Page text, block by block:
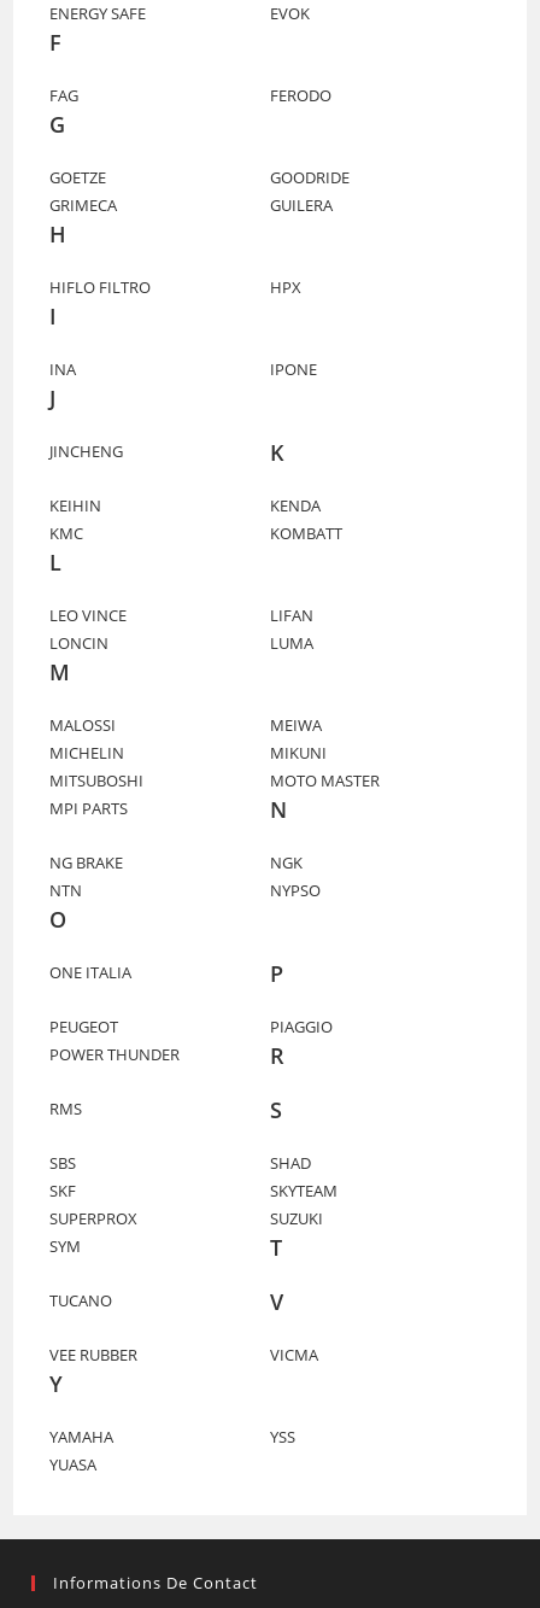
ENERGY SAFE
EVOK
F
FAG FERODO
G
GOETZE
GOODRIDE
GRIMECA
GUILERA
H
HIFLO FILTRO HPX
I
INA IPONE
J
JINCHENG K
KEIHIN
KENDA
KMC
KOMBATT
L
LEO VINCE
LIFAN
LONCIN
LUMA
M
MALOSSI
MEIWA
MICHELIN
MIKUNI
MITSUBOSHI
MOTO MASTER
MPI PARTS
N
NG BRAKE
NGK
NTN
NYPSO
O
ONE ITALIA P
PEUGEOT
PIAGGIO
POWER THUNDER
R
RMS S
SBS
SHAD
SKF
SKYTEAM
SUPERPROX
SUZUKI
SYM
T
TUCANO V
VEE RUBBER VICMA
Y
YAMAHA
YSS
YUASA
Informations De Contact